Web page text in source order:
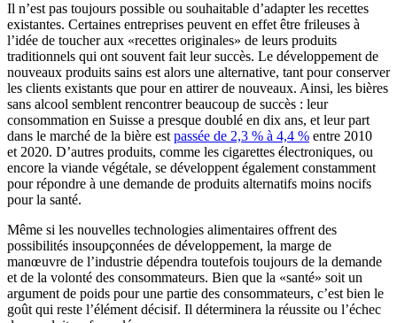
Il n’est pas toujours possible ou souhaitable d’adapter les recettes
existantes. Certaines entreprises peuvent en effet être frileuses à
l’idée de toucher aux «recettes originales» de leurs produits
traditionnels qui ont souvent fait leur succès. Le développement de
nouveaux produits sains est alors une alternative, tant pour conserver
les clients existants que pour en attirer de nouveaux. Ainsi, les bières
sans alcool semblent rencontrer beaucoup de succès : leur
consommation en Suisse a presque doublé en dix ans, et leur part
dans le marché de la bière est passée de 2,3 % à 4,4 % entre 2010
et 2020. D’autres produits, comme les cigarettes électroniques, ou
encore la viande végétale, se développent également constamment
pour répondre à une demande de produits alternatifs moins nocifs
pour la santé.
Même si les nouvelles technologies alimentaires offrent des
possibilités insoupçonnées de développement, la marge de
manœuvre de l’industrie dépendra toutefois toujours de la demande
et de la volonté des consommateurs. Bien que la «santé» soit un
argument de poids pour une partie des consommateurs, c’est bien le
goût qui reste l’élément décisif. Il déterminera la réussite ou l’échec